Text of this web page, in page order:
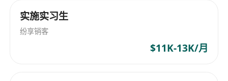
优先考虑具备以下条件者：
熟悉ONNX框架和FLASK API开发
具备Java、Spring Boot、Oracle数据库开发
实施实习生
纷享销客
$11K-13K/月